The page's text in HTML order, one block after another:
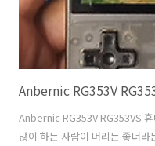
Anbernic RG353V RG353VS
많이 하는 사람이 머리는 좋더